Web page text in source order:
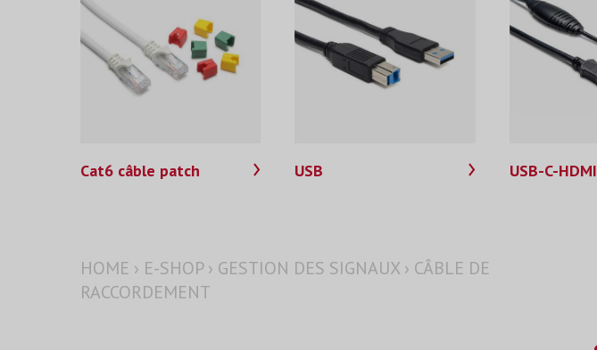
Cat6 câble patch USB USB-C-HDMI
HOME › E-SHOP › GESTION DES SIGNAUX › CÂBLE DE
RACCORDEMENT